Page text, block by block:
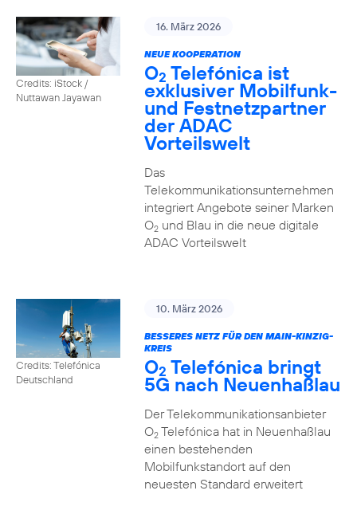
Credits: iStock /
Nuttawan Jayawan
16. März 2026
NEUE KOOPERATION
O2 Telefónica ist
exklusiver Mobilfunk-
und Festnetzpartner
der ADAC
Vorteilswelt
Das
Telekommunikationsunternehmen
integriert Angebote seiner Marken
O2und Blau in die neue digitale
ADAC Vorteilswelt
Credits: Telefónica
Deutschland
10. März 2026
BESSERES NETZ FÜR DEN MAIN-KINZIG-
KREIS
O2 Telefónica bringt
5G nach Neuenhaßlau
Der Telekommunikationsanbieter
O2Telefónica hat in Neuenhaßlau
einen bestehenden
Mobilfunkstandort auf den
neuesten Standard erweitert